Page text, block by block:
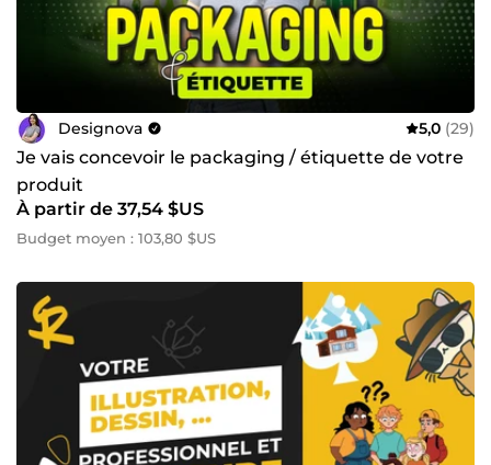
Designova 5,0 (29)
Je vais concevoir le packaging / étiquette de votre
produit
À partir de 37,54 $US
Budget moyen : 103,80 $US